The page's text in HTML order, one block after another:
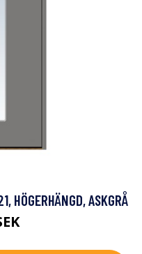
HÖGERHÄNGD, ASKGRÅ